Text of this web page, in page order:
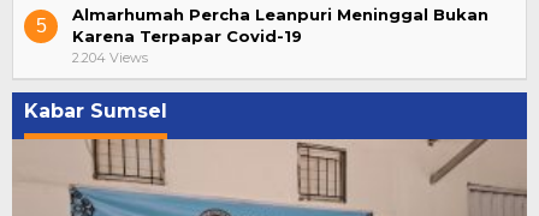
5
Almarhumah Percha Leanpuri Meninggal Bukan
Karena Terpapar Covid-19
2.204 Views
Kabar Sumsel